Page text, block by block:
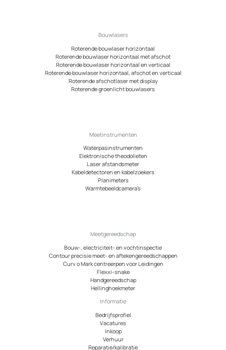
Bouwlasers
Roterende bouwlaser horizontaal
Roterende bouwlaser horizontaal met afschot
Roterende bouwlaser horizontaal en verticaal
Roterende bouwlaser horizontaal, afschot en verticaal
Roterende afschotlaser met display
Roterende groenlicht bouwlasers
Meetinstrumenten
Waterpasinstrumenten
Elektronische theodolieten
Laser afstandsmeter
Kabeldetectoren en kabelzoekers
Planimeters
Warmtebeeldcamera’s
Meetgereedschap
Bouw-, electriciteit- en vochtinspectie
Contour precisie meet- en aftekengereedschappen
Curv o Mark centreerpen voor Leidingen
Flexxi-snake
Handgereedschap
Hellinghoekmeter
Informatie
Bedrijfsprofiel
Vacatures
Inkoop
Verhuur
Reparatie/kalibratie